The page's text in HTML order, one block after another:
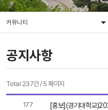
커뮤니티
공지사항
Total 237건 / 5 페이지
177
[홍보](경기대학교